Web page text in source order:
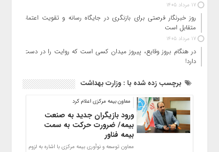
17 مرداد 1405
روز خبرنگار فرصتی برای بازنگری در جایگاه رسانه و تقویت اعتماد
متقابل است
17 مرداد 1405
در هنگام بروز وقایع، پیروز میدان کسی است که روایت را در دست
دارد!
برچسب زده شده با : وزارت بهداشت
معاون بیمه مرکزی اعلام کرد
ورود بازیگران جدید به صنعت
بیمه/ ضرورت حرکت به سمت
بیمه فناور
معاون توسعه و نوآوری بیمه مرکزی با اشاره به لزوم